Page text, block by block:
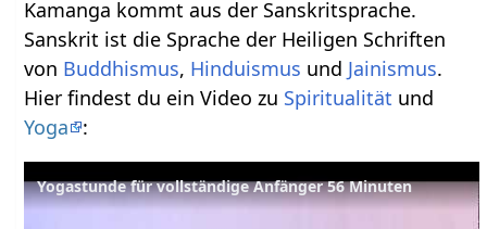
Kamanga kommt aus der Sanskritsprache.
Sanskrit ist die Sprache der Heiligen Schriften
von Buddhismus, Hinduismus und Jainismus.
Hier findest du ein Video zu Spiritualität und
Yoga
:
Yogastunde für vollständige Anfänger 56 Minuten